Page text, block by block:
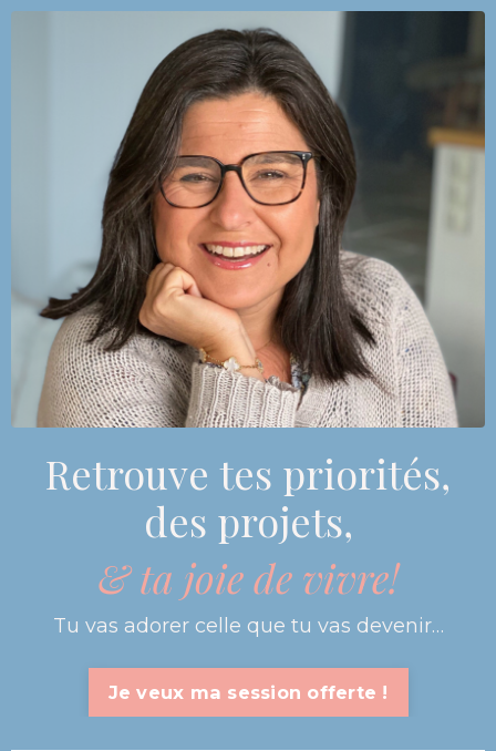
Retrouve tes priorités,
des projets,
& ta joie de vivre!
Tu vas adorer celle que tu vas devenir…
Je veux ma session offerte !